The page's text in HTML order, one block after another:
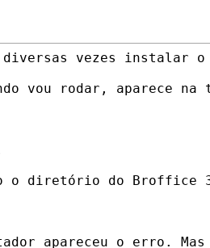
diversas vezes instalar o
vou rodar, aparece na
o diretório do Broffice
apareceu o erro.